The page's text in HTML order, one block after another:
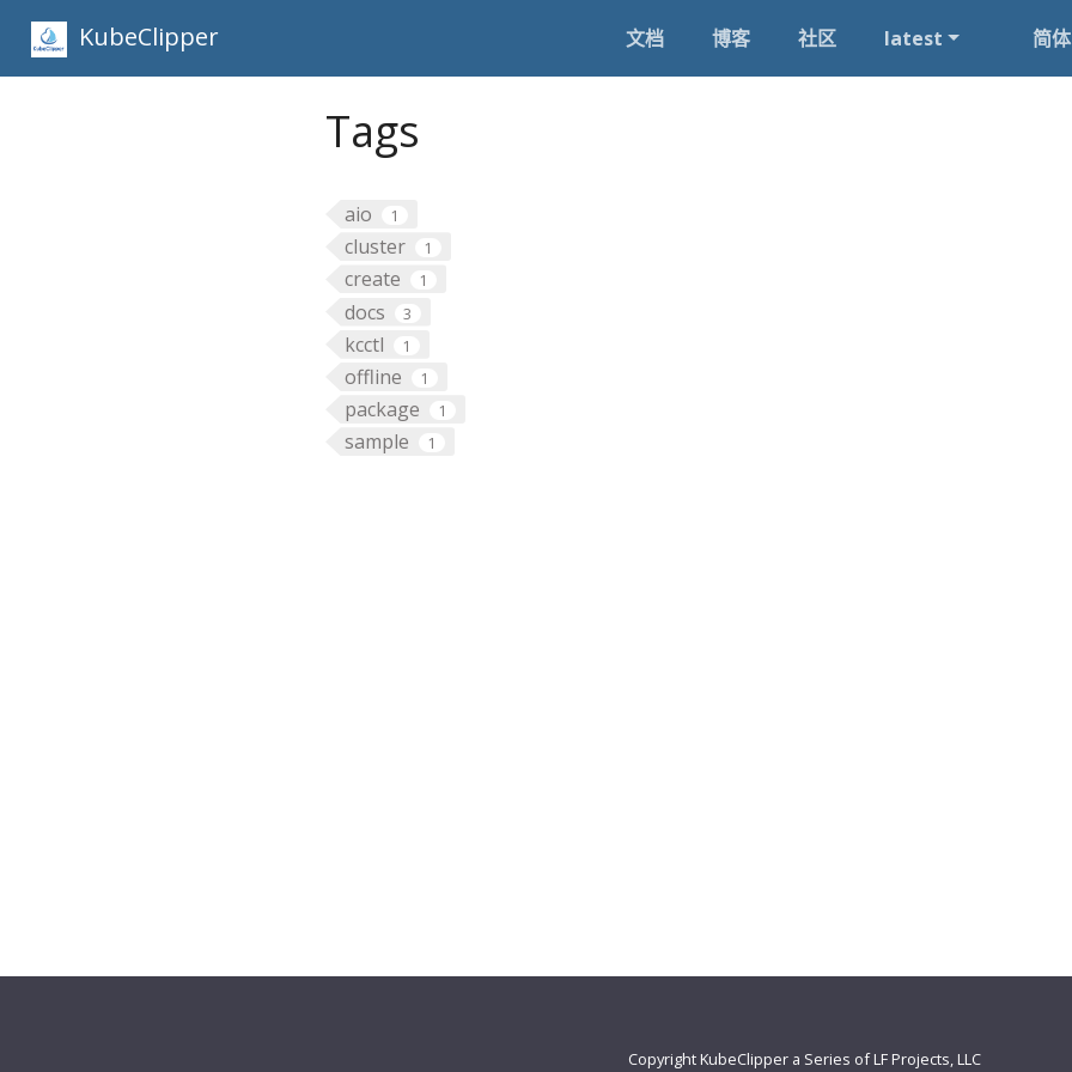
KubeClipper 文档 博客 社区 latest 简
Tags
aio 1
cluster 1
create 1
docs 3
kcctl 1
offline 1
package 1
sample 1
Copyright KubeClipper a Series of LF Projects, LLC